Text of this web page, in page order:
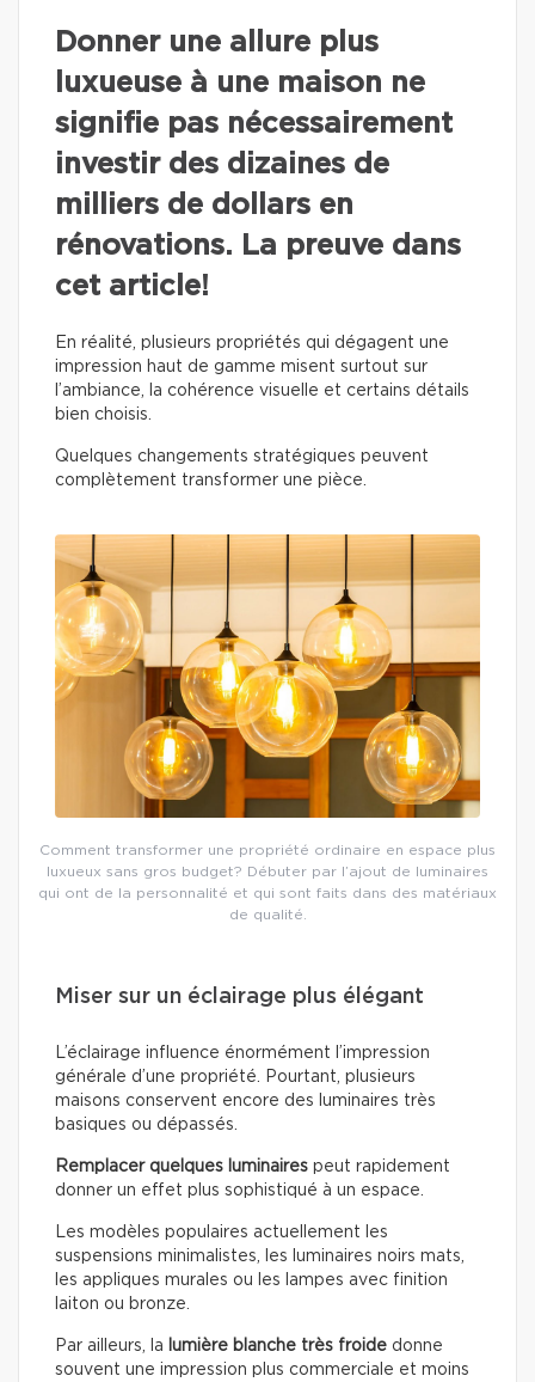
Donner une allure plus
luxueuse à une maison ne
signifie pas nécessairement
investir des dizaines de
milliers de dollars en
rénovations. La preuve dans
cet article!
En réalité, plusieurs propriétés qui dégagent une
impression haut de gamme misent surtout sur
l’ambiance, la cohérence visuelle et certains détails
bien choisis.
Quelques changements stratégiques peuvent
complètement transformer une pièce.
Comment transformer une propriété ordinaire en espace plus
luxueux sans gros budget? Débuter par l’ajout de luminaires
qui ont de la personnalité et qui sont faits dans des matériaux
de qualité.
Miser sur un éclairage plus élégant
L’éclairage influence énormément l’impression
générale d’une propriété. Pourtant, plusieurs
maisons conservent encore des luminaires très
basiques ou dépassés.
Remplacer quelques luminaires peut rapidement
donner un effet plus sophistiqué à un espace.
Les modèles populaires actuellement les
suspensions minimalistes, les luminaires noirs mats,
les appliques murales ou les lampes avec finition
laiton ou bronze.
Par ailleurs, la lumière blanche très froide donne
souvent une impression plus commerciale et moins